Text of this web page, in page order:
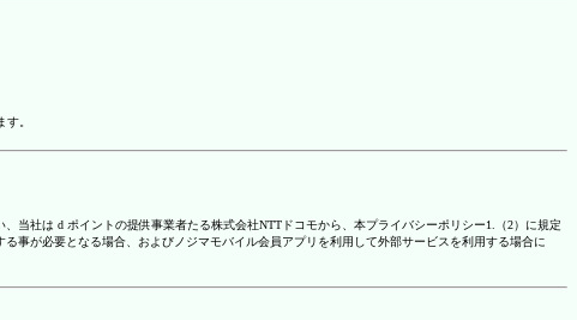
。
当社は d ポイントの提供事業者たる株式会社NTTドコモから、本プライバシーポリシー1.（2）に規定
事が必要となる場合、およびノジマモバイル会員アプリを利用して外部サービスを利用する場合に